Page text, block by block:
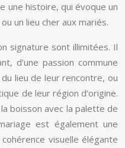
une histoire, qui évoque un
un lieu cher aux mariés.
signature sont illimitées. Il
d’une passion commune
lieu de leur rencontre, ou
de leur région d’origine.
boisson avec la palette de
est également une
visuelle élégante